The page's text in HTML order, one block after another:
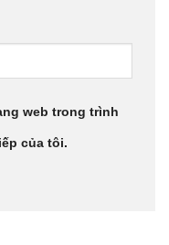
web trong trình
của tôi.